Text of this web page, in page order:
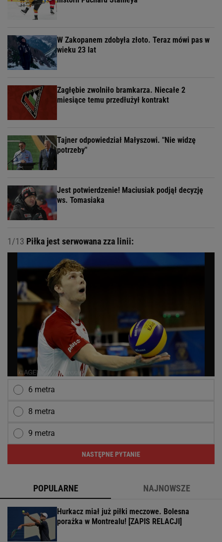
W Zakopanem zdobyła złoto. Teraz mówi pas w
wieku 23 lat
Zagłębie zwolniło bramkarza. Niecałe 2
miesiące temu przedłużył kontrakt
Tajner odpowiedział Małyszowi. "Nie widzę
potrzeby"
Jest potwierdzenie! Maciusiak podjął decyzję
ws. Tomasiaka
1/13 Piłka jest serwowana zza linii:
6 metra
8 metra
9 metra
NASTĘPNE PYTANIE
POPULARNE NAJNOWSZE
Hurkacz miał już piłki meczowe. Bolesna
porażka w Montrealu! [ZAPIS RELACJI]